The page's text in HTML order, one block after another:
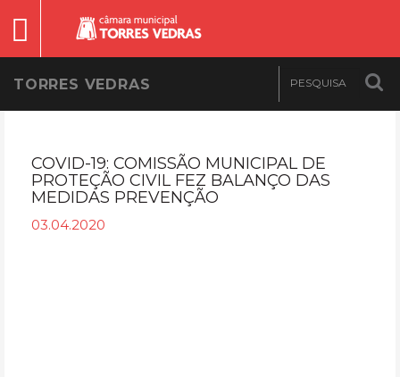
TORRES VEDRAS
COVID-19: COMISSÃO MUNICIPAL DE
PROTEÇÃO CIVIL FEZ BALANÇO DAS
MEDIDAS PREVENÇÃO
03.04.2020